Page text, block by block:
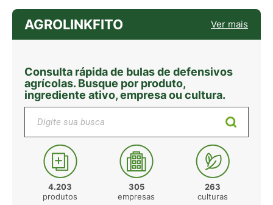
AGROLINKFITO Ver mais
Consulta rápida de bulas de defensivos
agrícolas. Busque por produto,
ingrediente ativo, empresa ou cultura.
4.203
produtos
305
empresas
263
culturas